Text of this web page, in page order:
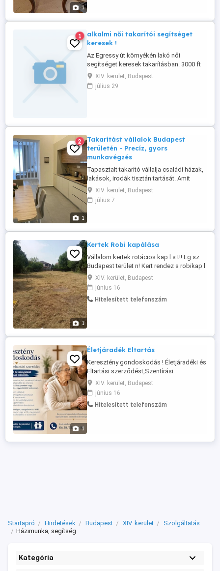
1
1
alkalmi női takarítói segítséget
keresek !
Az Egressy út környékén lakó női
segítséget keresek takarításban. 3000 ft
óra jelentkezés fotóval,rövid
bemutatkozással
XIV. kerület, Budapest
július 29
1
2
Takarítást vállalok Budapest
területén - Precíz, gyors
munkavégzés
Tapasztalt takarító vállalja családi házak,
lakások, irodák tisztán tartását. Amit
kínálok: Általános portalanítás,
porszívózás, felmosás Konyha és
fürdőszoba fertőtlenítő takarítása
Rugalmas időbeosztás, korrekt óradíj ...
XIV. kerület, Budapest
július 7
1
Kertek Robi kapálása
Vállalom kertek rotácios kap l s t!! Eg sz
Budapest terület n! Kert rendez s robikap l
s!! 06702207679
XIV. kerület, Budapest
június 16
Hitelesített telefonszám
1
Életjáradék Eltartás
Keresztény gondoskodás ! Életjáradéki és
Eltartási szerződést,Szentírási
parancsnak tekintjük az idősek
tiszteletére és támogatására. Rendszeres
gyülekezetbe járó, rendezett hátterű ,hívő
családként Életjáradéki és egyben Tartási
XIV. kerület, Budapest
június 16
Hitelesített telefonszám
Startapró Hirdetések Budapest XIV. kerület
Szolgáltatás
Házimunka, segítség
Kategória